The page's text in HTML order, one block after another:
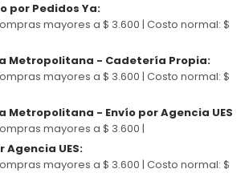
por Pedidos Ya:
mayores a $ 3.600 | Costo normal: $
Metropolitana - Cadetería Propia:
mayores a $ 3.600 | Costo normal: $
Metropolitana - Envío por Agencia UES
mayores a $ 3.600 |
Agencia UES:
mayores a $ 3.600 | Costo normal: $